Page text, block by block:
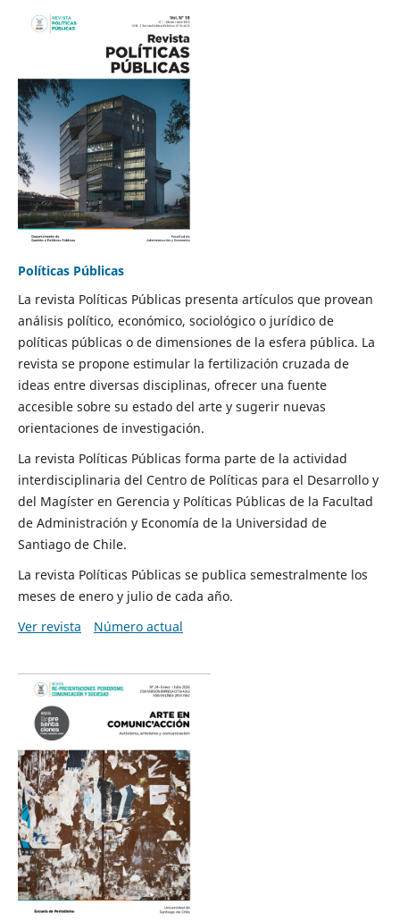
Políticas Públicas
La revista Políticas Públicas presenta artículos que provean
análisis político, económico, sociológico o jurídico de
políticas públicas o de dimensiones de la esfera pública. La
revista se propone estimular la fertilización cruzada de
ideas entre diversas disciplinas, ofrecer una fuente
accesible sobre su estado del arte y sugerir nuevas
orientaciones de investigación.
La revista Políticas Públicas forma parte de la actividad
interdisciplinaria del Centro de Políticas para el Desarrollo y
del Magíster en Gerencia y Políticas Públicas de la Facultad
de Administración y Economía de la Universidad de
Santiago de Chile.
La revista Políticas Públicas se publica semestralmente los
meses de enero y julio de cada año.
Ver revista
Número actual